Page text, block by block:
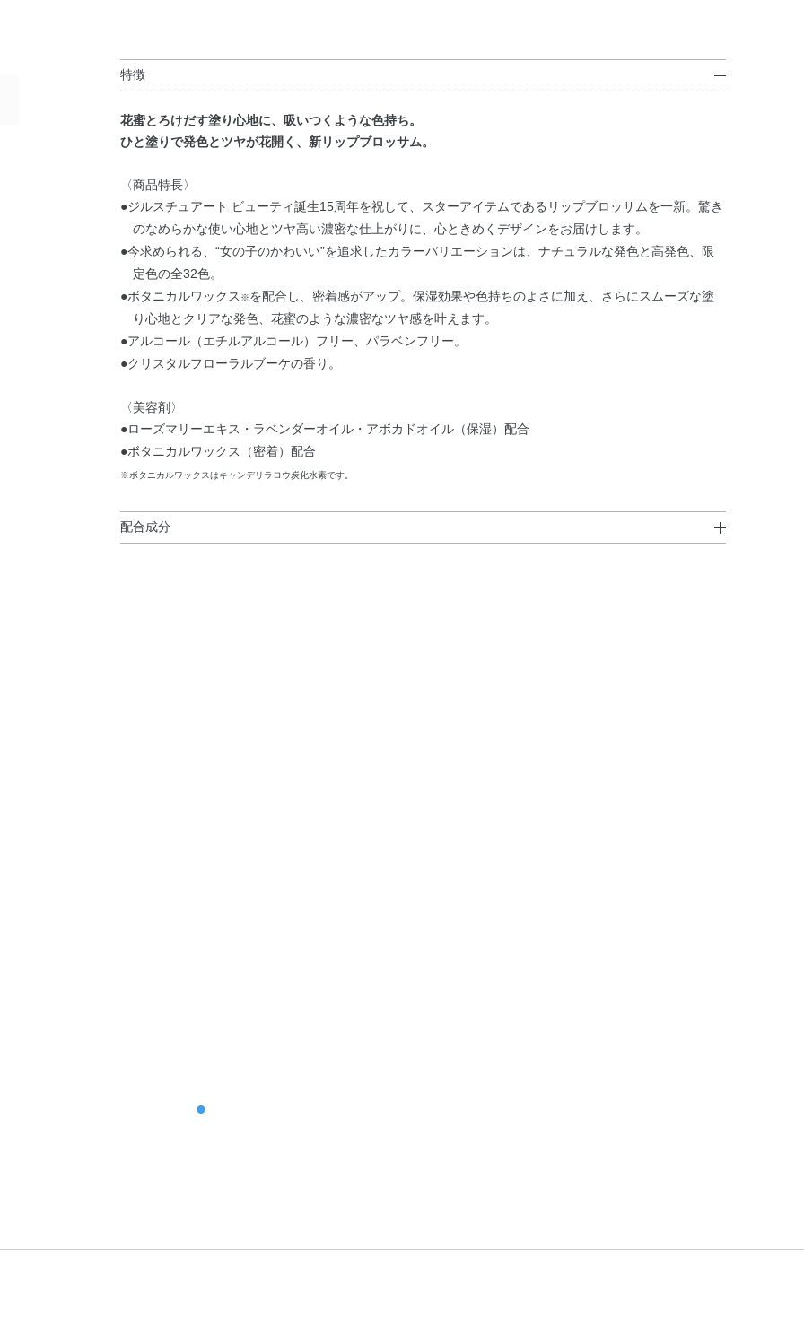
特徴
花蜜とろけだす塗り心地に、吸いつくような色持ち。
ひと塗りで発色とツヤが花開く、新リップブロッサム。
〈商品特長〉
●ジルスチュアート ビューティ誕生15周年を祝して、スターアイテムであるリップブロッサムを一新。驚き
のなめらかな使い心地とツヤ高い濃密な仕上がりに、心ときめくデザインをお届けします。
●今求められる、“女の子のかわいい”を追求したカラーバリエーションは、ナチュラルな発色と高発色、限
定色の全32色。
●ボタニカルワックス ※を配合し、密着感がアップ。保湿効果や色持ちのよさに加え、さらにスムーズな塗
り心地とクリアな発色、花蜜のような濃密なツヤ感を叶えます。
●アルコール（エチルアルコール）フリー、パラベンフリー。
●クリスタルフローラルブーケの香り。
〈美容剤〉
●ローズマリーエキス・ラベンダーオイル・アボカドオイル（保湿）配合
●ボタニカルワックス（密着）配合
※ボタニカルワックスはキャンデリラロウ炭化水素です。
配合成分